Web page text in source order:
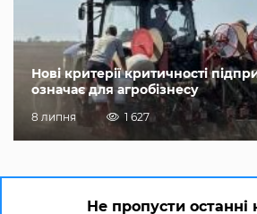
Нові критерії критичності
означає для агробізнесу
8 липня 1 627
Не пропусти останні